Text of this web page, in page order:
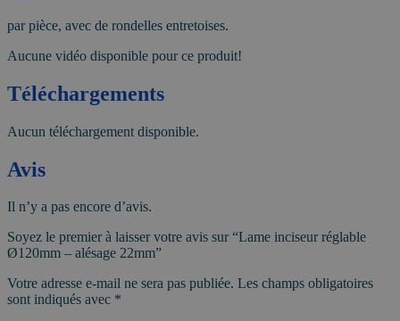
par pièce, avec de rondelles entretoises.
Aucune vidéo disponible pour ce produit!
Téléchargements
Aucun téléchargement disponible.
Avis
Il n’y a pas encore d’avis.
Soyez le premier à laisser votre avis sur “Lame inciseur réglable
Ø120mm – alésage 22mm”
Votre adresse e-mail ne sera pas publiée. Les champs obligatoires
sont indiqués avec *